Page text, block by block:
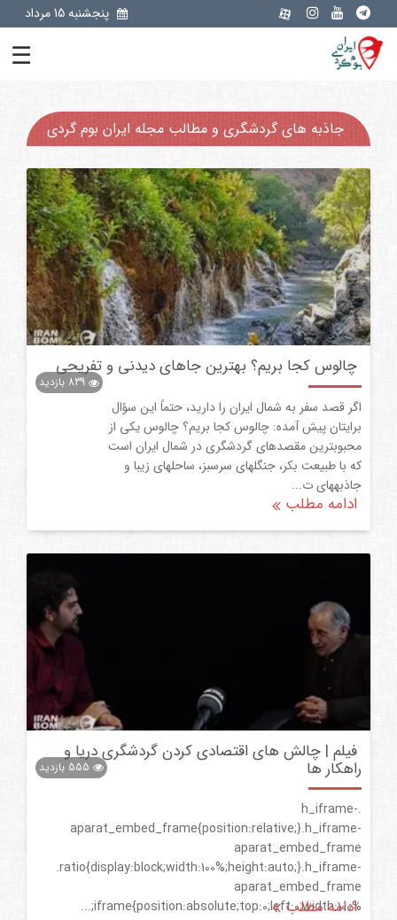
پنجشنبه 15 مرداد
☰
جاذبه های گردشگری و مطالب مجله ایران بوم گردی
چالوس کجا بریم؟ بهترین جاهای دیدنی و تفریحی
839 بازدید
اگر قصد سفر به شمال ایران را دارید، حتماً این سؤال
برایتان پیش آمده: چالوس کجا بریم؟ چالوس یکی از
محبوبترین مقصدهای گردشگری در شمال ایران است
که با طبیعت بکر، جنگلهای سرسبز، ساحلهای زیبا و
جاذبههای ت...
ادامه مطلب
فیلم | چالش های اقتصادی کردن گردشگری دریا و
راهکار ها 555 بازدید
.h_iframe-
aparat_embed_frame{position:relative;}.h_iframe-
aparat_embed_frame
.ratio{display:block;width:100%;height:auto;}.h_iframe-
aparat_embed_frame
iframe{position:absolute;top:0;left:0;width:100%;...
ادامه مطلب